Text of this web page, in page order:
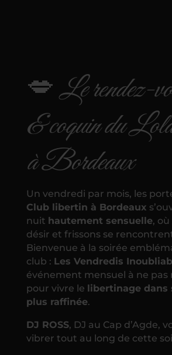
💋Le rendez-
& coquin du
à Bordeaux
Un vendredi par mois, les
Club libertin à Bordeaux
nuit hautement sensuelle, où
désir et frissons se
Bienvenue à la soirée
club : Les Vendredis
événement mensuel à ne pas
pour vivre le libertinage dans
plus raffinée.
DJ ROSS, DJ au Cap d’Agde,
vibrer tout au long de cette